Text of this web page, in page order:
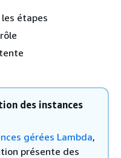
étapes
des instances
gérées Lambda,
présente des